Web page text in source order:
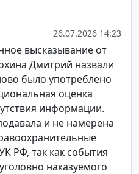
26.07.2026 14:23
высказывание от
Дмитрий назвали
было употреблено
оценка
информации.
и не намерена
РФ, так как события
наказуемого